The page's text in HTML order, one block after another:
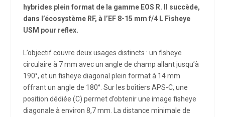
hybrides plein format de la gamme EOS R. Il succède,
dans l’écosystème RF, à l’EF 8-15 mm f/4 L Fisheye
USM pour reflex.
L’objectif couvre deux usages distincts : un fisheye
circulaire à 7 mm avec un angle de champ allant jusqu’à
190°, et un fisheye diagonal plein format à 14 mm
offrant un angle de 180°. Sur les boîtiers APS-C, une
position dédiée (C) permet d’obtenir une image fisheye
diagonale à environ 8,7 mm. La distance minimale de